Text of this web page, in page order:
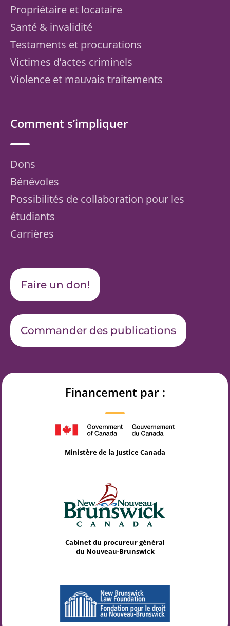
Propriétaire et locataire
Santé & invalidité
Testaments et procurations
Victimes d’actes criminels
Violence et mauvais traitements
Comment s’impliquer
Dons
Bénévoles
Possibilités de collaboration pour les
étudiants
Carrières
Faire un don!
Commander des publications
Financement par :
Ministère de la Justice Canada
Cabinet du procureur général
du Nouveau-Brunswick